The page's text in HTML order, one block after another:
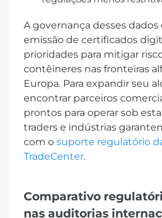
A governança desses dados
emissão de certificados
prioridades para mitigar
contêineres nas fronteiras
Europa. Para expandir seu
encontrar parceiros
prontos para operar sob
traders e indústrias
com o suporte regulatório
TradeCenter.
Comparativo
nas auditorias